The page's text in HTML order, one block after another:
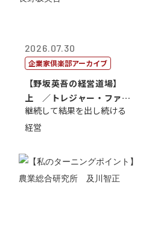
2026.07.30
企業家倶楽部アーカイブ
【野坂英吾の経営道場】
上 ／トレジャー・ファク
トリー社長野坂...
継続して結果を出し続ける
経営